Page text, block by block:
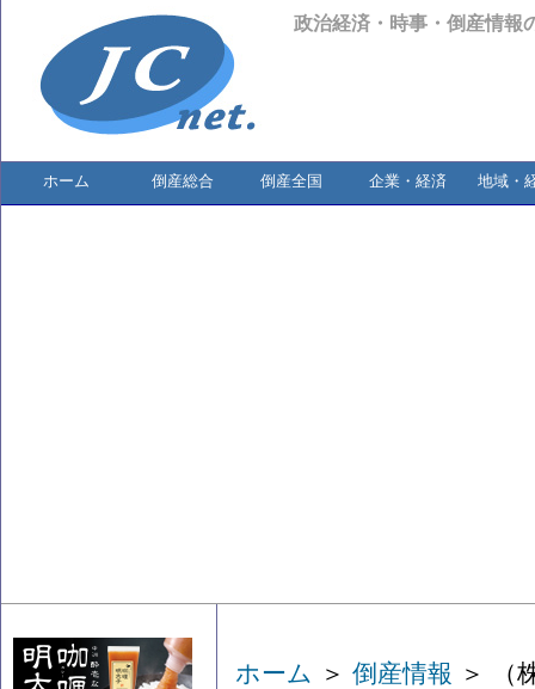
政治経済・時事・倒産情報
ホーム 倒産総合 倒産全国 企業・経済 地域・
ホーム ＞ 倒産情報 ＞ （